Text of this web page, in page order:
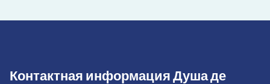
Контактная информация Душа де